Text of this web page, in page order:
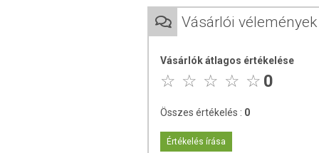
A termék 30 darab komplex
Ebben a napi adagban ideális
ajánlott már a teherbeesés előtti
ÖSSZETEVŐK
kalcium
[zselatin, fényezőanyag (sellak),
szelenit, tömegnövelő szer
Vásárlói vélemények
Vásárlók átlagos értékelése
0
Összes értékelés : 0
Értékelés írása